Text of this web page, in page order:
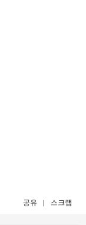
공유 스크랩